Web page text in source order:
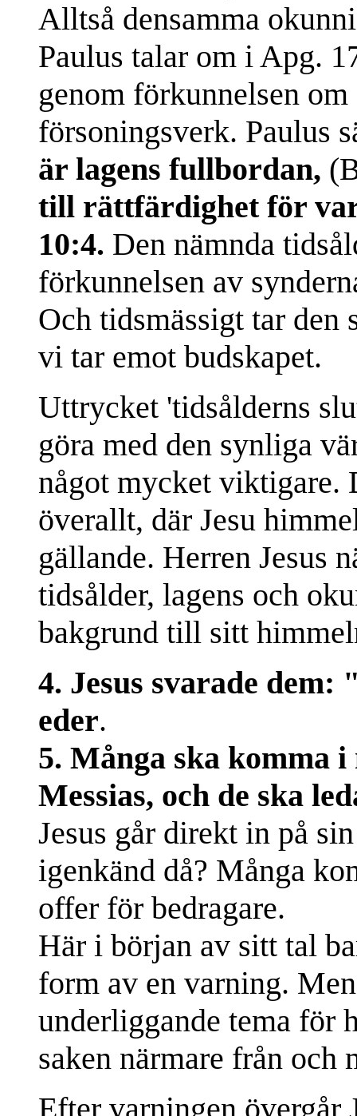
Alltså densamma
Paulus talar om i Apg.
genom förkunnelsen
försoningsverk. Paulus
är lagens fullbordan,
till rättfärdighet för
10:4. Den nämnda
förkunnelsen av
Och tidsmässigt tar den
vi tar emot budskapet.
Uttrycket 'tidsålderns
göra med den synliga
något mycket viktigare.
överallt, där Jesu
gällande. Herren Jesus
tidsålder, lagens och
bakgrund till sitt
4. Jesus svarade
eder.
5. Många ska komma
Messias, och de ska
Jesus går direkt in på
igenkänd då? Många
offer för bedragare.
Här i början av sitt tal
form av en varning.
underliggande tema för
saken närmare från och
Efter varningen